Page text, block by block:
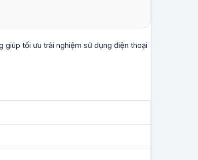
giúp tối ưu trải nghiệm sử dụng điện thoại